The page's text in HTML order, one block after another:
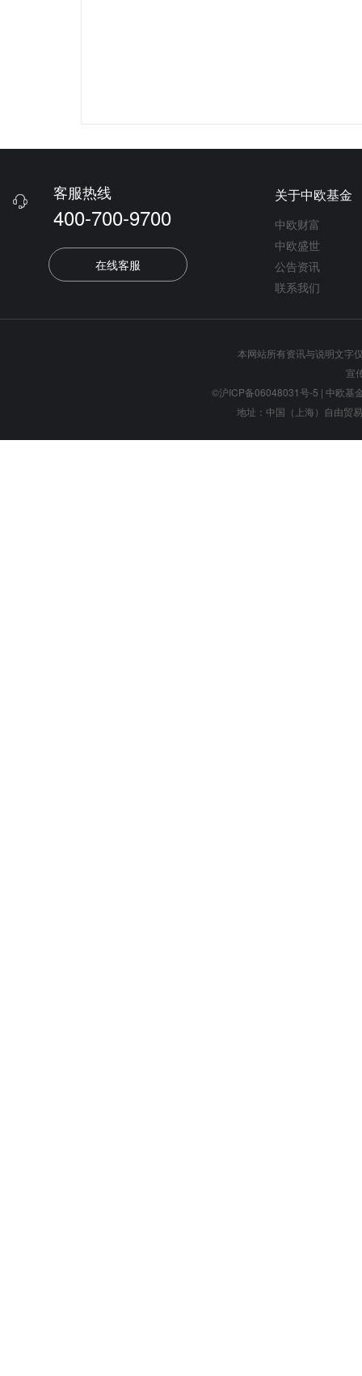
 客服热线
400-700-9700
在线客服
关于中欧基金
中欧财富
中欧盛世
公告资讯
联系我们
本网站所有资讯与说明文字
宣
©沪ICP备06048031号-5 | 中欧基
地址：中国（上海）自由贸